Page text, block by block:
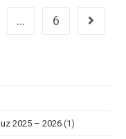
… 6
2025 – 2026 (1)